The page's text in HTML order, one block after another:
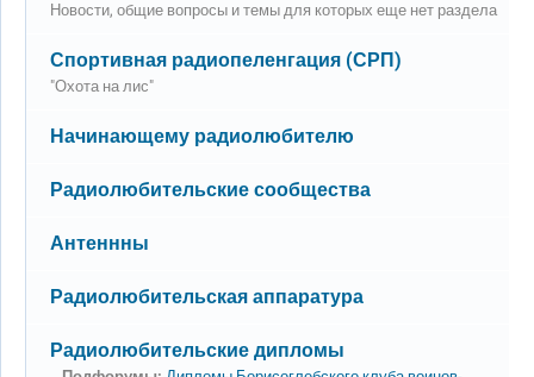
Новости, общие вопросы и темы для которых еще нет раздела
Нет новых сообщений
Спортивная радиопеленгация (СРП)
"Охота на лис"
Нет новых сообщений
Начинающему радиолюбителю
Нет новых сообщений
Радиолюбительские сообщества
Нет новых сообщений
Антеннны
Нет новых сообщений
Радиолюбительская аппаратура
Нет новых сообщений
Радиолюбительские дипломы